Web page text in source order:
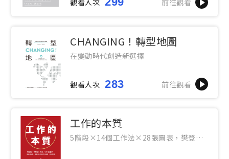
觀看人次
前往觀看
CHANGING！轉型地圖
在變動時代創造新選擇
觀看人次 283 前往觀看
工作的本質
5階段×14個工作法×28張圖表，樊登幫